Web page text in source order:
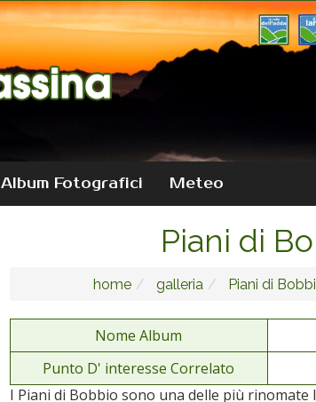
Album Fotografici Meteo
Piani di
home galleria Piani di
Nome Album
Punto D' interesse Correlato
I Piani di Bobbio sono una delle più rinomate